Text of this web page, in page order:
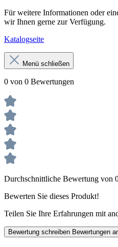
Für weitere Informationen oder
wir Ihnen gerne zur Verfügung.
Katalogseite
Menü schließen
0 von 0 Bewertungen
Durchschnittliche Bewertung von
Bewerten Sie dieses Produkt!
Teilen Sie Ihre Erfahrungen mit
Bewertung schreiben Bewertungen